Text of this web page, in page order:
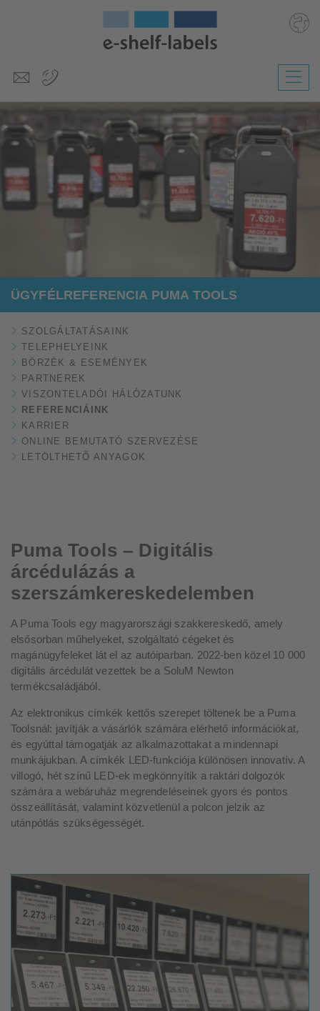
Nederlands
ÜGYFÉLREFERENCIA PUMA TOOLS
SZOLGÁLTATÁSAINK
TELEPHELYEINK
BÖRZÉK & ESEMÉNYEK
PARTNEREK
VISZONTELADÓI HÁLÓZATUNK
REFERENCIÁINK
KARRIER
ONLINE BEMUTATÓ SZERVEZÉSE
LETÖLTHETŐ ANYAGOK
Puma Tools – Digitális
árcédulázás a
szerszámkereskedelemben
A Puma Tools egy magyarországi szakkereskedő, amely
elsősorban műhelyeket, szolgáltató cégeket és
magánügyfeleket lát el az autóiparban. 2022-ben közel 10 000
digitális árcédulát vezettek be a SoluM Newton
termékcsaládjából.
Az elektronikus címkék kettős szerepet töltenek be a Puma
Toolsnál: javítják a vásárlók számára elérhető információkat,
és egyúttal támogatják az alkalmazottakat a mindennapi
munkájukban. A címkék LED-funkciója különösen innovatív. A
villogó, hét színű LED-ek megkönnyítik a raktári dolgozók
számára a webáruház megrendeléseinek gyors és pontos
összeállítását, valamint közvetlenül a polcon jelzik az
utánpótlás szükségességét.